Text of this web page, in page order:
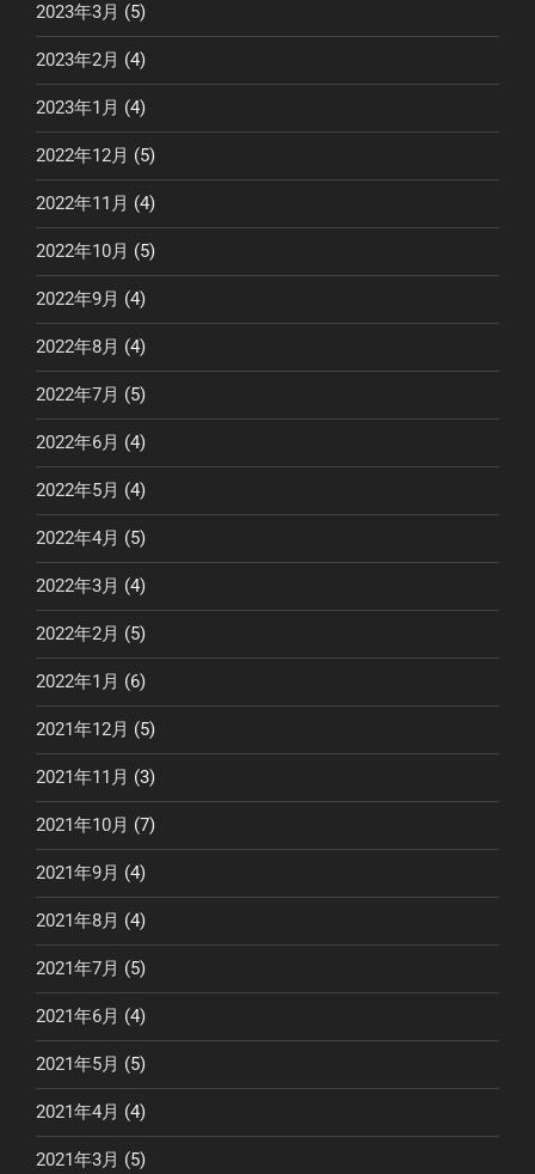
2023年3月 (5)
2023年2月 (4)
2023年1月 (4)
2022年12月 (5)
2022年11月 (4)
2022年10月 (5)
2022年9月 (4)
2022年8月 (4)
2022年7月 (5)
2022年6月 (4)
2022年5月 (4)
2022年4月 (5)
2022年3月 (4)
2022年2月 (5)
2022年1月 (6)
2021年12月 (5)
2021年11月 (3)
2021年10月 (7)
2021年9月 (4)
2021年8月 (4)
2021年7月 (5)
2021年6月 (4)
2021年5月 (5)
2021年4月 (4)
2021年3月 (5)